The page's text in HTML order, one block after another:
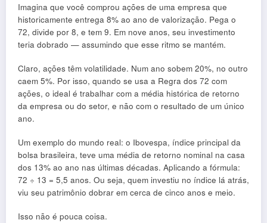
Imagina que você comprou ações de uma empresa que
historicamente entrega 8% ao ano de valorização. Pega o
72, divide por 8, e tem 9. Em nove anos, seu investimento
teria dobrado — assumindo que esse ritmo se mantém.
Claro, ações têm volatilidade. Num ano sobem 20%, no outro
caem 5%. Por isso, quando se usa a Regra dos 72 com
ações, o ideal é trabalhar com a média histórica de retorno
da empresa ou do setor, e não com o resultado de um único
ano.
Um exemplo do mundo real: o Ibovespa, índice principal da
bolsa brasileira, teve uma média de retorno nominal na casa
dos 13% ao ano nas últimas décadas. Aplicando a fórmula:
72 ÷ 13 = 5,5 anos. Ou seja, quem investiu no índice lá atrás,
viu seu patrimônio dobrar em cerca de cinco anos e meio.
Isso não é pouca coisa.